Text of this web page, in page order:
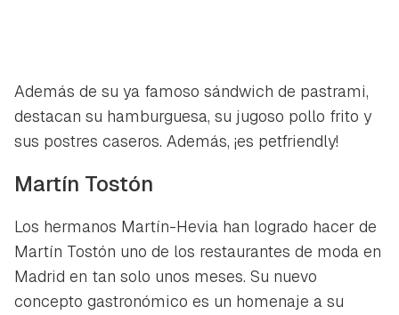
Además de su ya famoso sándwich de pastrami,
destacan su hamburguesa, su jugoso pollo frito y
sus postres caseros. Además, ¡es petfriendly!
Martín Tostón
Los hermanos Martín-Hevia han logrado hacer de
Martín Tostón uno de los restaurantes de moda en
Madrid en tan solo unos meses. Su nuevo
concepto gastronómico es un homenaje a su